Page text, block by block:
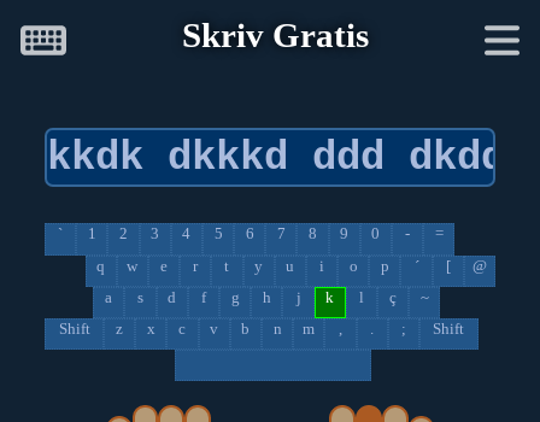
Skriv Gratis
` 1 2 3 4 5 6 7 8 9 0 -
=
q
w e r t y u i o p ´ [
@
a
s d f g h j k l ç
~
Shift
z x c v b n m ; Shift